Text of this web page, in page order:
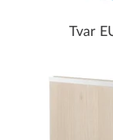
Tvar